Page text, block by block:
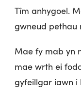
Tîm anhygoel.
gwneud pethau
Mae fy mab yn
mae wrth ei
gyfeillgar iawn i